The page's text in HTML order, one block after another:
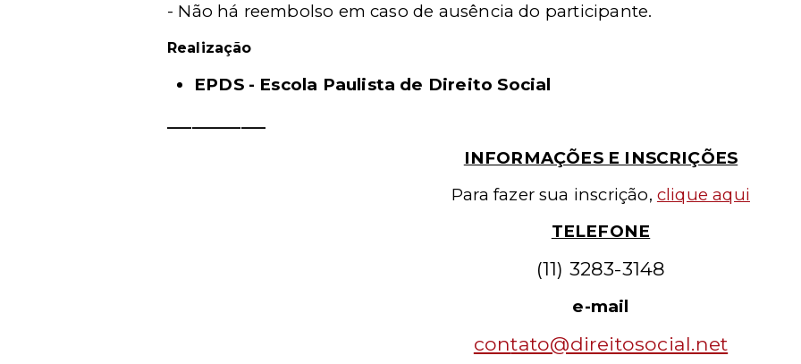
- Não há reembolso em caso de ausência do participante.
Realização
EPDS - Escola Paulista de Direito Social
INFORMAÇÕES E INSCRIÇÕES
Para fazer sua inscrição, clique aqui
TELEFONE
(11) 3283-3148
e-mail
contato@direitosocial.net